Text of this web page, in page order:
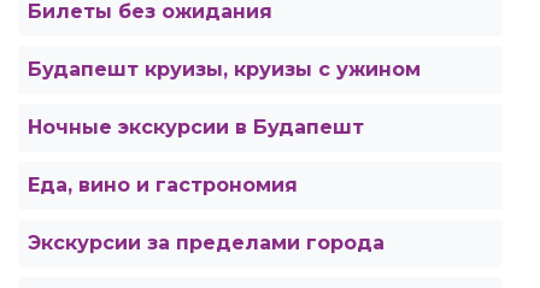
Билеты без ожидания
Будапешт круизы, круизы с ужином
Ночные экскурсии в Будапешт
Еда, вино и гастрономия
Экскурсии за пределами города